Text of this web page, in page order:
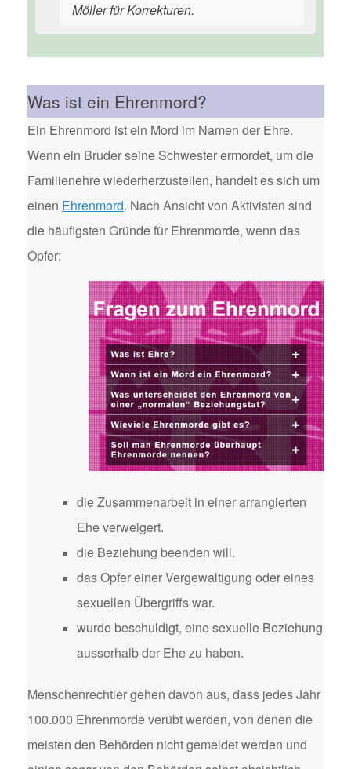
Möller für Korrekturen.
Was ist ein Ehrenmord?
Ein Ehrenmord ist ein Mord im Namen der Ehre.
Wenn ein Bruder seine Schwester ermordet, um die
Familienehre wiederherzustellen, handelt es sich um
einen Ehrenmord. Nach Ansicht von Aktivisten sind
die häufigsten Gründe für Ehrenmorde, wenn das
Opfer:
die Zusammenarbeit in einer arrangierten
Ehe verweigert.
die Beziehung beenden will.
das Opfer einer Vergewaltigung oder eines
sexuellen Übergriffs war.
wurde beschuldigt, eine sexuelle Beziehung
ausserhalb der Ehe zu haben.
Menschenrechtler gehen davon aus, dass jedes Jahr
100.000 Ehrenmorde verübt werden, von denen die
meisten den Behörden nicht gemeldet werden und